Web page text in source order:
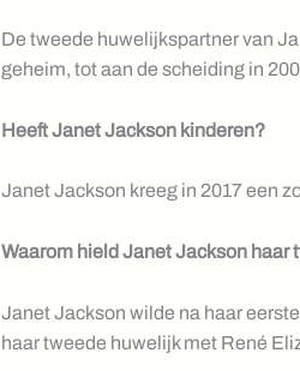
De tweede huwelijkspartner van
geheim, tot aan de scheiding in
Heeft Janet Jackson kinderen?
Janet Jackson kreeg in 2017 een
Waarom hield Janet Jackson haar
Janet Jackson wilde na haar
haar tweede huwelijk met René